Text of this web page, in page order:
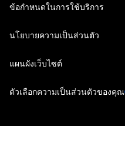
ข้อกำหนดในการใช้บริการ
นโยบายความเป็นส่วนตัว
แผนผังเว็บไซต์
ตัวเลือกความเป็นส่วนตัวของคุณ